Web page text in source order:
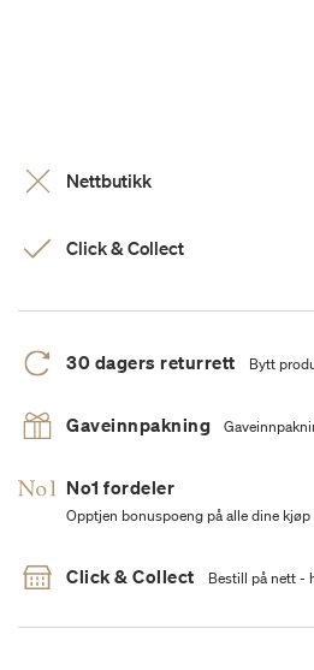
Nettbutikk
Click & Collect
30 dagers returrett Bytt
Gaveinnpakning
No1 fordeler
Opptjen bonuspoeng på alle dine
Click & Collect Bestill på nett -